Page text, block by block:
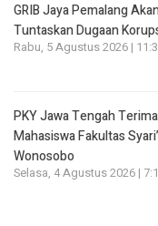
GRIB Jaya Pemalang
Tuntaskan Dugaan
Rabu, 5 Agustus 2026 |
PKY Jawa Tengah
Mahasiswa Fakultas
Wonosobo
Selasa, 4 Agustus 2026 |